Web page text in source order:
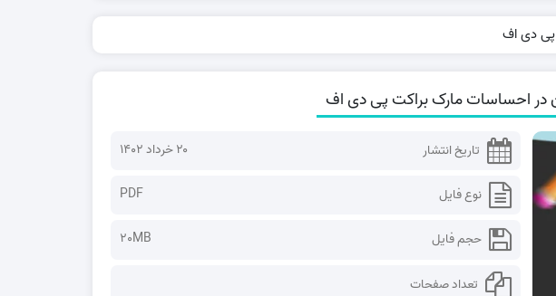
تاریخ انتشار ۲۰ خرداد ۱۴۰۲
نوع فایل PDF
حجم فایل 20MB
تعداد صفحات